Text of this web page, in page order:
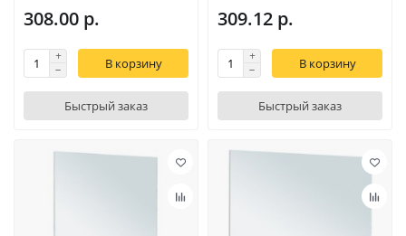
308.00 р.
В корзину
Быстрый заказ
309.12 р.
В корзину
Быстрый заказ